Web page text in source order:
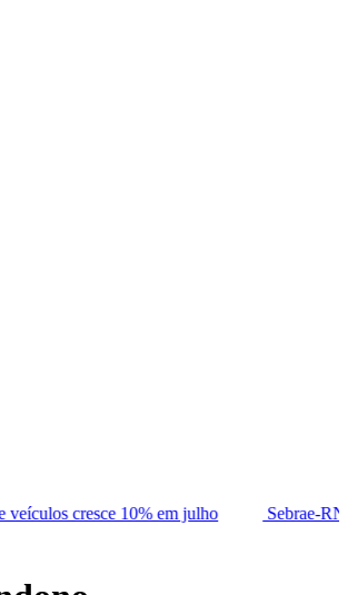
em julho
Sebrae-RN abre processo